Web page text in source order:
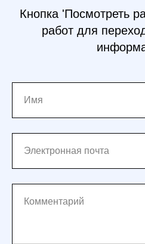
Кнопка 'Посмотреть
работ для
Имя
Электронная почта
Комментарий